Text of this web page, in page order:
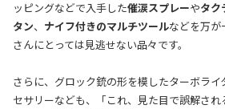
ッピングなどで入手した催涙スプレーやタク
タン、 ナイフ付きのマルチツールなどを万
さんにとっては見逃せない品々です。
さらに、グロック銃の形を模したターボラ
セサリーなども、「これ、見た目で誤解さ